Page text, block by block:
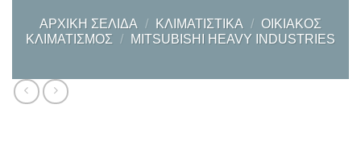
ΑΡΧΙΚΉ ΣΕΛΊΔΑ / KΛΙΜΑΤΙΣΤΙΚΆ / OΙΚΙΑΚΌΣ
ΚΛΙΜΑΤΙΣΜΌΣ / MITSUBISHI HEAVY INDUSTRIES